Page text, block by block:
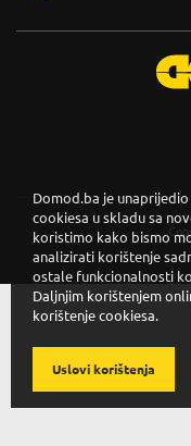
Domod.ba je
cookiesa u skladu sa
koristimo kako bismo
analizirati korištenje
ostale funkcionalnosti
Daljnjim korištenjem
korištenje cookiesa.
Uslovi korištenja